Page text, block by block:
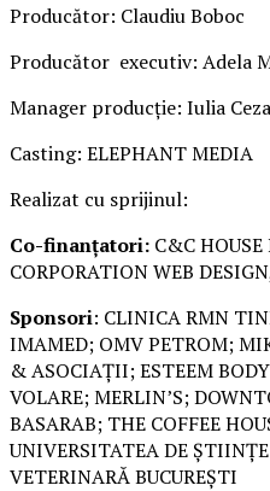
Producător: Claudiu Boboc
Producător executiv: Adela
Manager producție: Iulia
Casting: ELEPHANT MEDIA
Realizat cu sprijinul:
Co-finanțatori: C&C
CORPORATION WEB
Sponsori: CLINICA RMN
IMAMED; OMV PETROM;
& ASOCIAȚII; ESTEEM
VOLARE; MERLIN’S;
BASARAB; THE COFFEE
UNIVERSITATEA DE
VETERINARĂ BUCUREȘTI